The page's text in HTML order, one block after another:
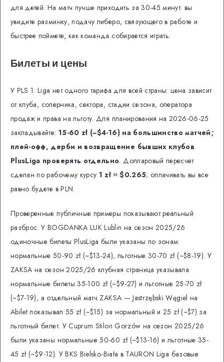
для детей. На матч лучше приходить за 30-45 минут: вы
увидите разминку, подачу либеро, связующего в работе и
быстрее поймете, как команда собирается играть.
Билеты и цены
У PLS 1. Liga нет одного тарифа для всей страны: цена зависит
от клуба, соперника, сектора, стадии сезона, оператора
продаж и права на льготу. Для планирования на 2026-06-25
закладывайте: 15-60 zł (~$4-16) на большинство матчей;
плей-офф, дерби и возвращение бывших клубов
PlusLiga проверять отдельно. Долларовый пересчет
сделан по рабочему курсу 1 zł ≈ $0.265; оплачивать вы все
равно будете в PLN.
Проверенные публичные примеры показывают реальный
разброс. У BOGDANKA LUK Lublin на сезон 2025/26
одиночные билеты PlusLiga были указаны по зонам:
нормальные 50-90 zł (~$13-24), льготные 30-70 zł (~$8-19). У
ZAKSA на сезон 2025/26 клубная страница указывала
нормальные билеты 35-100 zł (~$9-27) и льготные 25-70 zł
(~$7-19), а отдельный матч ZAKSA — Jastrzębski Węgiel на
Abilet показывал 55 zł (~$15) за нормальный и 25 zł (~$7) за
льготный билет. У Cuprum Stilon Gorzów на сезон 2025/26
были указаны нормальные 50-60 zł (~$13-16) и льготные 35-
45 zł (~$9-12). У BKS Bielsko-Biała в TAURON Liga базовые